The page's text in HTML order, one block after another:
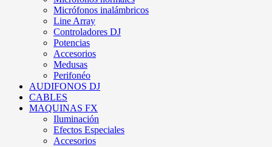
Micrófonos inalámbricos
Line Array
Controladores DJ
Potencias
Accesorios
Medusas
Perifonéo
AUDIFONOS DJ
CABLES
MAQUINAS FX
Iluminación
Efectos Especiales
Accesorios